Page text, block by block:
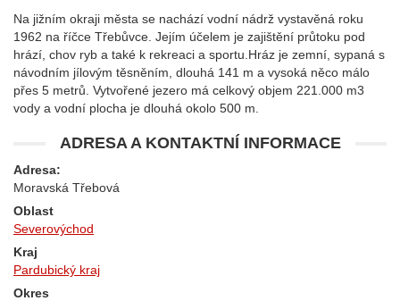
Na jižním okraji města se nachází vodní nádrž vystavěná roku
1962 na říčce Třebůvce. Jejím účelem je zajištění průtoku pod
hrází, chov ryb a také k rekreaci a sportu.Hráz je zemní, sypaná s
návodním jílovým těsněním, dlouhá 141 m a vysoká něco málo
přes 5 metrů. Vytvořené jezero má celkový objem 221.000 m3
vody a vodní plocha je dlouhá okolo 500 m.
ADRESA A KONTAKTNÍ INFORMACE
Adresa:
Moravská Třebová
Oblast
Severovýchod
Kraj
Pardubický kraj
Okres